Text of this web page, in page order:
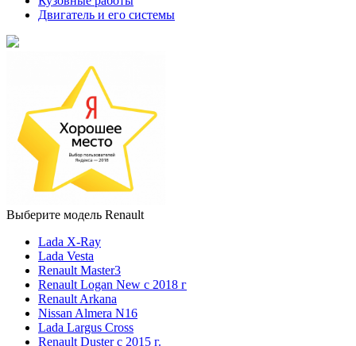
Двигатель и его системы
Выберите модель Renault
Lada X-Ray
Lada Vesta
Renault Master3
Renault Logan New с 2018 г
Renault Arkana
Nissan Almera N16
Lada Largus Cross
Renault Duster с 2015 г.